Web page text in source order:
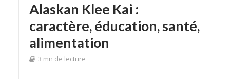
Alaskan Klee Kai :
caractère, éducation, santé,
alimentation
3 mn de lecture